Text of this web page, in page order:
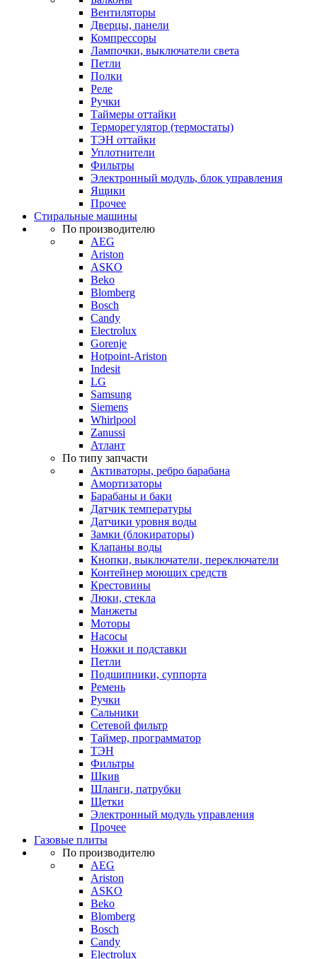
Вентиляторы
Дверцы, панели
Компрессоры
Лампочки, выключатели света
Петли
Полки
Реле
Ручки
Таймеры оттайки
Терморегулятор (термостаты)
ТЭН оттайки
Уплотнители
Фильтры
Электронный модуль, блок управления
Ящики
Прочее
Стиральные машины
По производителю
AEG
Ariston
ASKO
Beko
Blomberg
Bosch
Candy
Electrolux
Gorenje
Hotpoint-Ariston
Indesit
LG
Samsung
Siemens
Whirlpool
Zanussi
Атлант
По типу запчасти
Активаторы, ребро барабана
Амортизаторы
Барабаны и баки
Датчик температуры
Датчики уровня воды
Замки (блокираторы)
Клапаны воды
Кнопки, выключатели, переключатели
Контейнер моющих средств
Крестовины
Люки, стекла
Манжеты
Моторы
Насосы
Ножки и подставки
Петли
Подшипники, суппорта
Ремень
Ручки
Сальники
Сетевой фильтр
Таймер, программатор
ТЭН
Фильтры
Шкив
Шланги, патрубки
Щетки
Электронный модуль управления
Прочее
Газовые плиты
По производителю
AEG
Ariston
ASKO
Beko
Blomberg
Bosch
Candy
Electrolux